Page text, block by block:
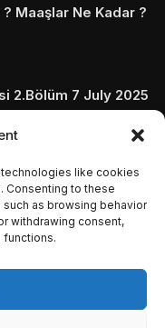
like cookies
Consenting to these
as browsing behavior
withdrawing consent,
functions.
Maaşlar Ne Kadar ?
2.Bölüm 7 July 2025